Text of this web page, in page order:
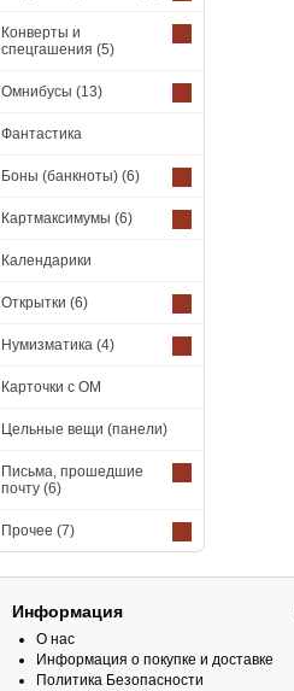
Конверты и
спецгашения (5)
Омнибусы (13)
Фантастика
Боны (банкноты) (6)
Картмаксимумы (6)
Календарики
Открытки (6)
Нумизматика (4)
Карточки с ОМ
Цельные вещи (панели)
Письма, прошедшие
почту (6)
Прочее (7)
Информация
О нас
Информация о покупке и доставке
Политика Безопасности